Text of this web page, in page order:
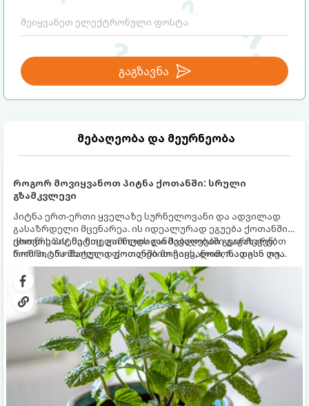
გაგზავნა
მებაღეობა და მეურნეობა
როგორ მოვიყვანოთ პიტნა ქოთანში: სრული
გზამკვლევი
პიტნა ერთ-ერთი ყველაზე სურნელოვანი და ადვილად
გასაზრდელი მცენარეა. ის იდეალურად ეგუება ქოთანში
ცხოვრებას, მეტიც, გამოცდილი მებაღეები გვირჩევენ,
რომ პიტნა მხოლოდ ქოთანში მოვიყვანოთ, რადგან ღია
გრუნტში (ბაღში) დარგვისას ის ფესვებით ძალიან
სწრაფად ვრცელდება და სხვა მცენარეებს ავიწროებს.
ქოთნის პიტნა მთელი წლის განმავლობაში გაგახარებთ
ნორჩი, არომატული ფოთლებით ჩაის, ლიმონათისა თუ
კერძებისთვის.